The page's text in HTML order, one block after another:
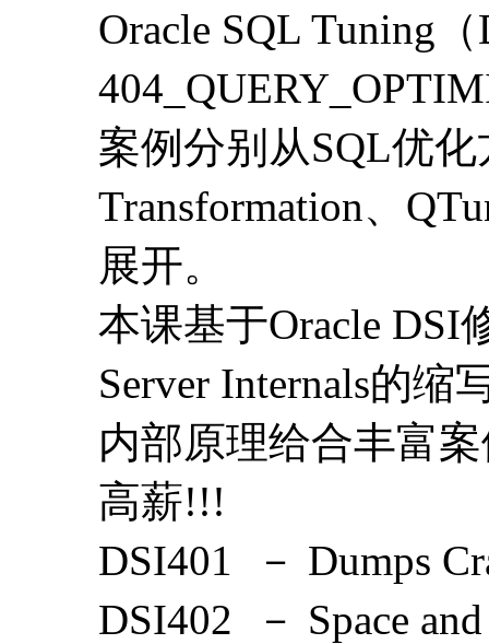
Oracle SQL Tuning
案例分别从SQL优
Transformation、
展开。
本课基于Oracle DSI
Server Internals的缩
内部原理给合丰富
高薪!!!
DSI401 － Dumps
DSI402 － Space